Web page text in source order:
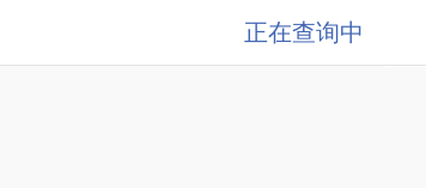
正在查询中